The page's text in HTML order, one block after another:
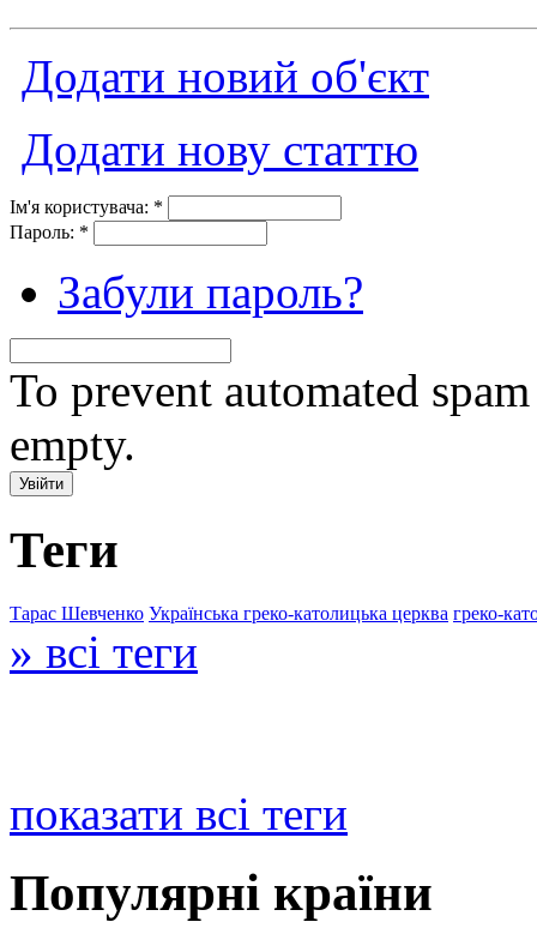
Додати новий об'єкт
Додати нову статтю
Ім'я користувача: *
Пароль: *
Забули пароль?
To prevent automated
empty.
Теги
Тарас Шевченко Українська греко-католицька церква греко-
» всі теги
показати всі теги
Популярні країни